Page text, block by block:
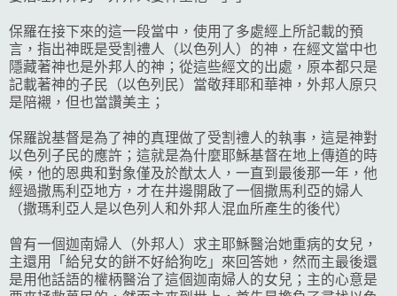
保羅在接下來的這一段當中，使用了多處經上所記載的預
言，指出神既是受割禮人（以色列人）的神，在經文當中也
隱藏著神也是外邦人的神；從這些經文的出處，原本都只是
記載著神的子民（以色列民）當敬拜耶和華神，外邦人原只
是陪襯，但也當讚美主；
保羅說基督是為了神的真理做了受割禮人的執事，這是神對
以色列子民的應許；這就是為什麼耶穌基督在地上傳道的時
候，他的恩典和對象僅及於猷太人，一直到最後那一年，他
經過撒馬利亞地方，才在井邊開啟了一個撒馬利亞的婦人
（撒瑪利亞人是以色列人和外邦人混血所產生的後代）
曾有一個迦南婦人（外邦人）求主耶穌醫治她重病的女兒，
主還用「給兒女的餅不好給狗吃」來回答她，然而主最後還
是用他話語的權柄醫治了這個迦南婦人的女兒；主的心意是